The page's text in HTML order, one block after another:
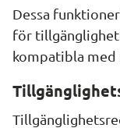
Dessa
för
kompatibla med